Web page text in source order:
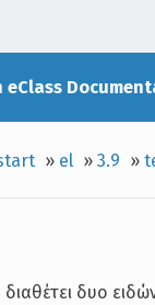
eClass
» el »3.9 »
δυο